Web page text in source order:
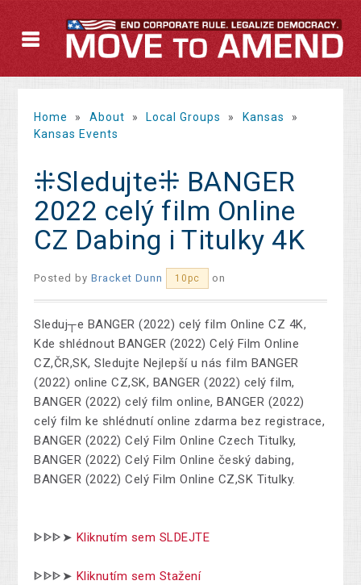
Home » About » Local Groups » Kansas
»
Kansas Events
⁜Sledujte⁜ BANGER
2022 celý film Online
CZ Dabing i Titulky 4K
Posted byBracket Dunn 10pc on
Sleduj┬e BANGER (2022) celý film Online CZ 4K,
Kde shlédnout BANGER (2022) Celý Film Online
CZ,ČR,SK, Sledujte Nejlepší u nás film BANGER
(2022) online CZ,SK, BANGER (2022) celý film,
BANGER (2022) celý film online, BANGER (2022)
celý film ke shlédnutí online zdarma bez registrace,
BANGER (2022) Celý Film Online Czech Titulky,
BANGER (2022) Celý Film Online český dabing,
BANGER (2022) Celý Film Online CZ,SK Titulky.
ᐈᐈᐈ➤ Kliknutím sem SLDEJTE
ᐈᐈᐈ➤ Kliknutím sem Stažení